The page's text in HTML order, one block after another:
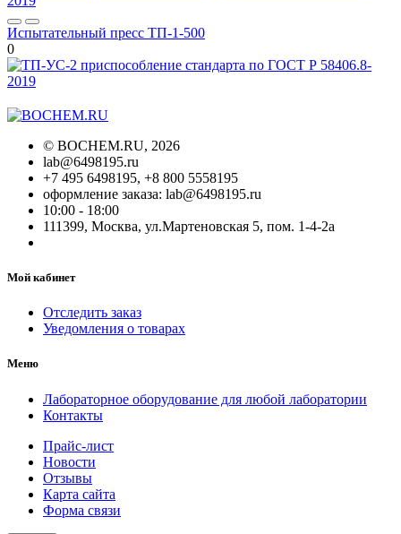
Испытательный пресс ТП-1-500
0
© BOCHEM.RU, 2026
lab@6498195.ru
+7 495 6498195, +8 800 5558195
оформление заказа: lab@6498195.ru
10:00 - 18:00
111399, Москва, ул.Мартеновская 5, пом. 1-4-2а
Мой кабинет
Отследить заказ
Уведомления о товарах
Меню
Лабораторное оборудование для любой лаборатории
Контакты
Прайс-лист
Новости
Отзывы
Карта сайта
Форма связи